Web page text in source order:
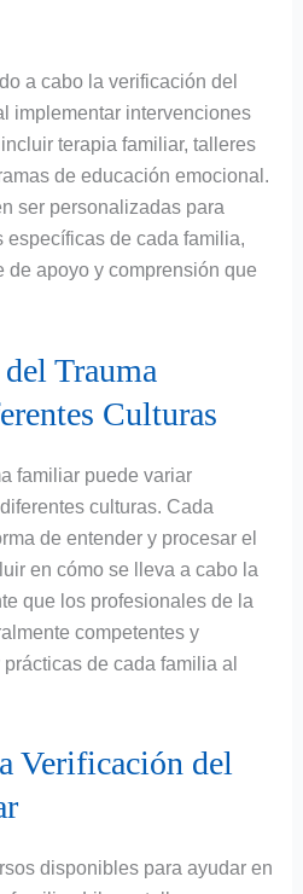
a cabo la verificación del
implementar intervenciones
terapia familiar, talleres
de educación emocional.
ser personalizadas para
de cada familia,
de apoyo y comprensión que
Trauma
Culturas
familiar puede variar
culturas. Cada
de entender y procesar el
en cómo se lleva a cabo la
que los profesionales de la
competentes y
de cada familia al
Verificación del
disponibles para ayudar en